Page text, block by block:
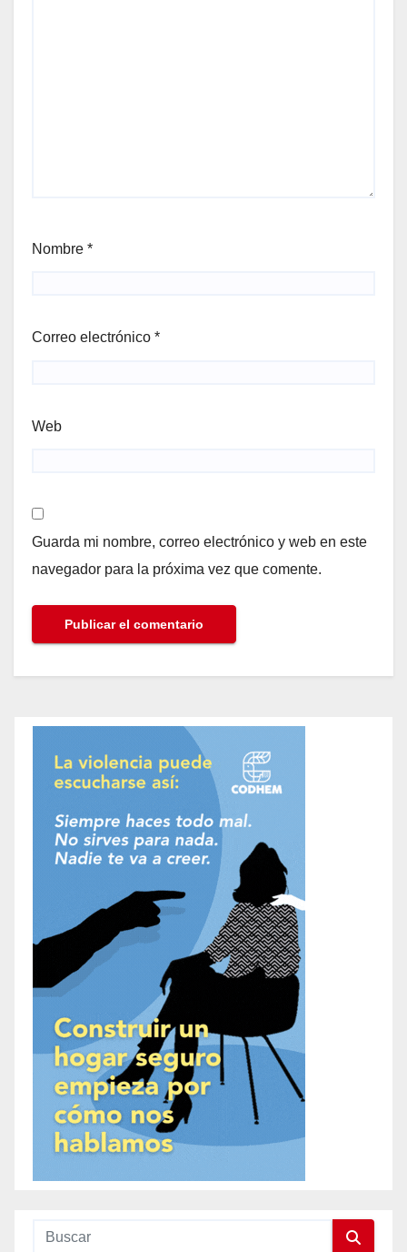
Nombre *
Correo electrónico *
Web
Guarda mi nombre, correo electrónico y web en este
navegador para la próxima vez que comente.